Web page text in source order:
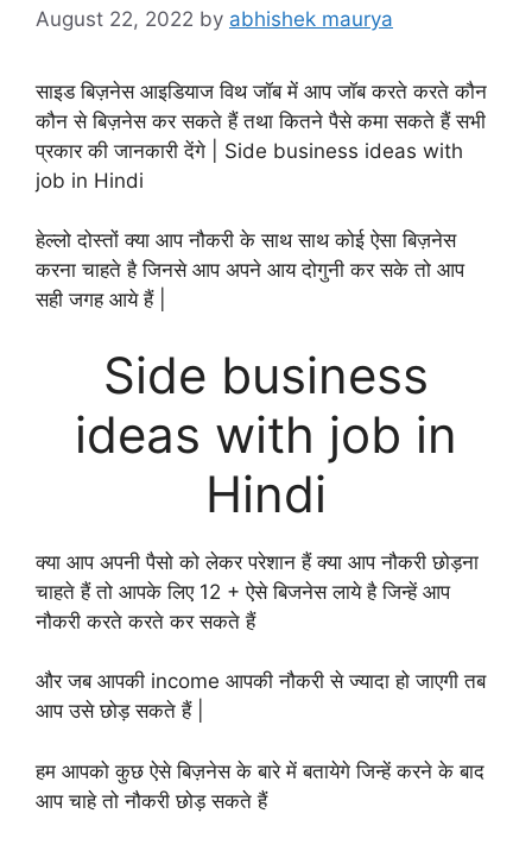
August 22, 2022 by abhishek maurya
साइड बिज़नेस आइडियाज विथ जॉब में आप जॉब करते करते कौन
कौन से बिज़नेस कर सकते हैं तथा कितने पैसे कमा सकते हैं सभी
प्रकार की जानकारी देंगे | Side business ideas with
job in Hindi
हेल्लो दोस्तों क्या आप नौकरी के साथ साथ कोई ऐसा बिज़नेस
करना चाहते है जिनसे आप अपने आय दोगुनी कर सके तो आप
सही जगह आये हैं |
Side business
ideas with job in
Hindi
क्या आप अपनी पैसो को लेकर परेशान हैं क्या आप नौकरी छोड़ना
चाहते हैं तो आपके लिए 12 + ऐसे बिजनेस लाये है जिन्हें आप
नौकरी करते करते कर सकते हैं
और जब आपकी income आपकी नौकरी से ज्यादा हो जाएगी तब
आप उसे छोड़ सकते हैं |
हम आपको कुछ ऐसे बिज़नेस के बारे में बतायेगे जिन्हें करने के बाद
आप चाहे तो नौकरी छोड़ सकते हैं